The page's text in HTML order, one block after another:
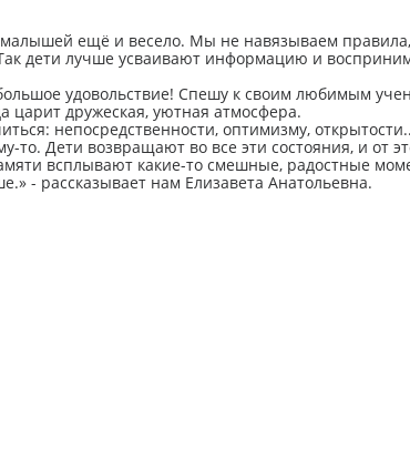
малышей ещё и весело. Мы не навязываем
дети лучше усваивают информацию и
удовольствие! Спешу к своим любимым
царит дружеская, уютная атмосфера.
непосредственности, оптимизму,
то. Дети возвращают во все эти состояния, и от
всплывают какие-то смешные, радостные
- рассказывает нам Елизавета Анатольевна.